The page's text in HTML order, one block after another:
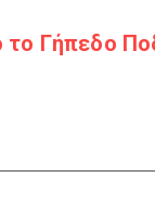
το Γήπεδο